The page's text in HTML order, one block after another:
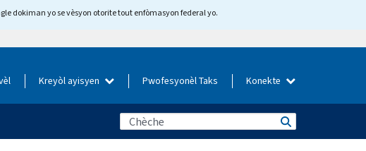
dokiman yo se vèsyon otorite tout enfòmasyon federal yo.
Kreyòl ayisyen Pwofesyonèl Taks Konekte